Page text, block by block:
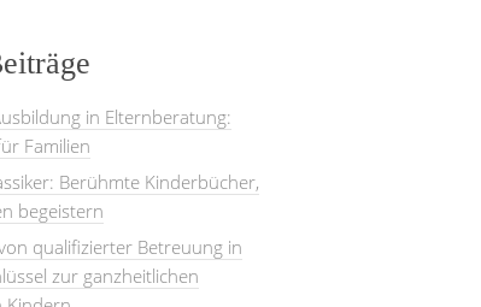
in Elternberatung:
Familien
Berühmte Kinderbücher,
begeistern
qualifizierter Betreuung in
zur ganzheitlichen